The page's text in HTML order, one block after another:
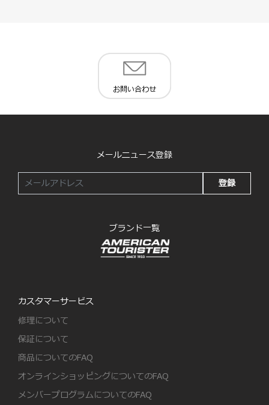
お問い合わせ
メールニュース登録
登録
ブランド一覧
カスタマーサービス
修理について
保証について
商品についてのFAQ
オンラインショッピングについてのFAQ
メンバープログラムについてのFAQ